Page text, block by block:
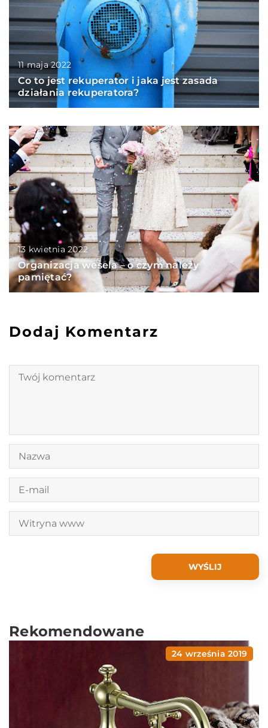
11 maja 2022
Co to jest rekuperator i jaka jest zasada
działania rekuperatora?
13 kwietnia 2022
Organizacja wesela – o czym należy
pamiętać?
Dodaj Komentarz
Rekomendowane
24 września 2019